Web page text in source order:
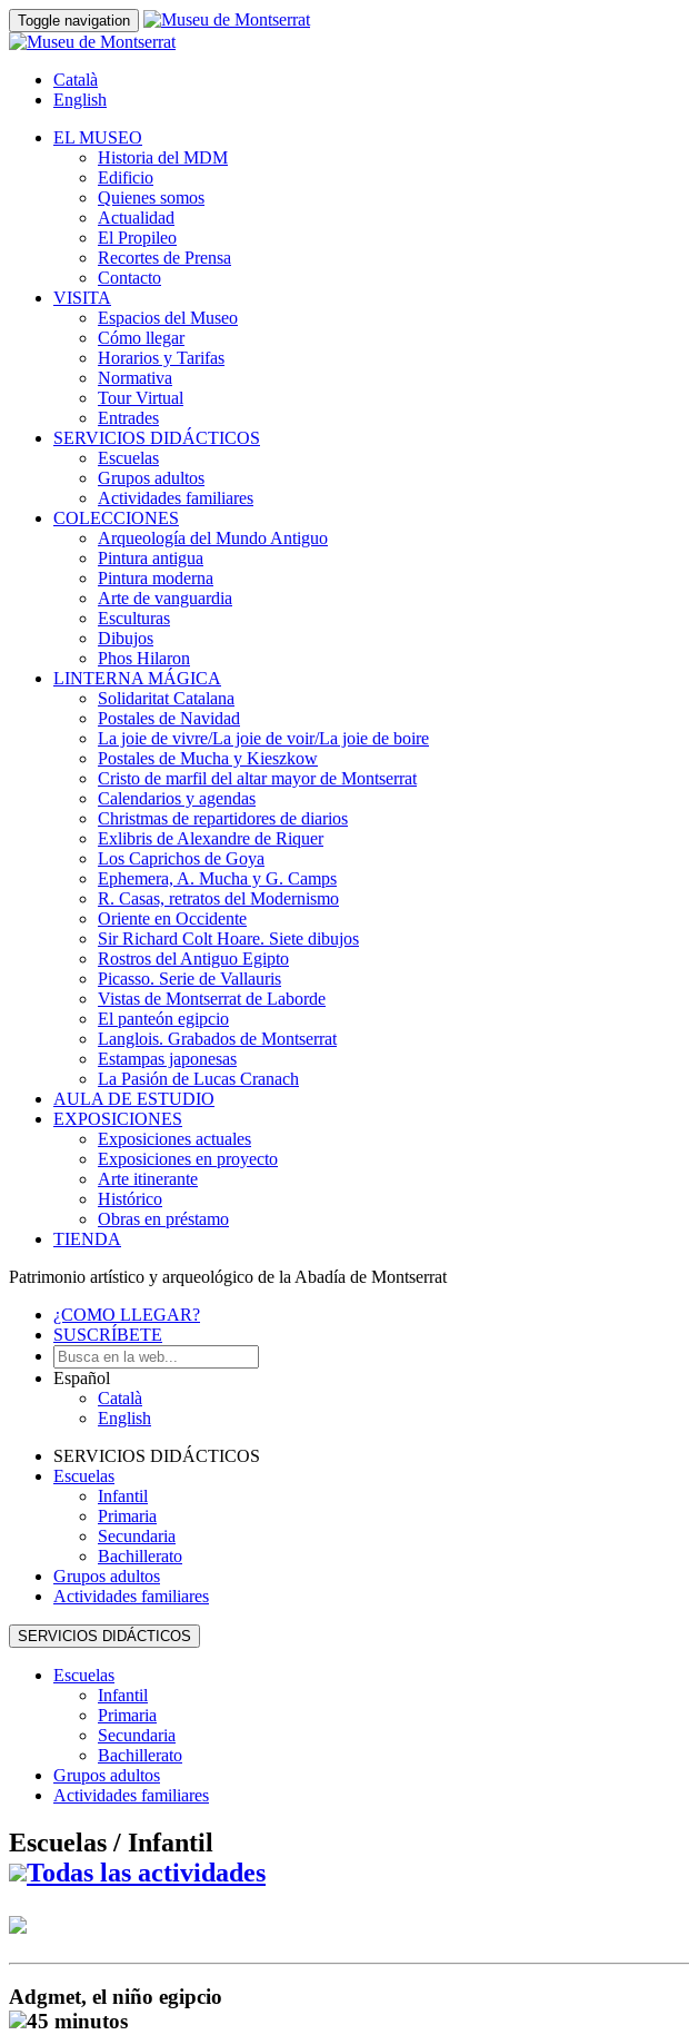
Toggle navigation
Català
English
EL MUSEO
Historia del MDM
Edificio
Quienes somos
Actualidad
El Propileo
Recortes de Prensa
Contacto
VISITA
Espacios del Museo
Cómo llegar
Horarios y Tarifas
Normativa
Tour Virtual
Entrades
SERVICIOS DIDÁCTICOS
Escuelas
Grupos adultos
Actividades familiares
COLECCIONES
Arqueología del Mundo Antiguo
Pintura antigua
Pintura moderna
Arte de vanguardia
Esculturas
Dibujos
Phos Hilaron
LINTERNA MÁGICA
Solidaritat Catalana
Postales de Navidad
La joie de vivre/La joie de voir/La joie de boire
Postales de Mucha y Kieszkow
Cristo de marfil del altar mayor de Montserrat
Calendarios y agendas
Christmas de repartidores de diarios
Exlibris de Alexandre de Riquer
Los Caprichos de Goya
Ephemera, A. Mucha y G. Camps
R. Casas, retratos del Modernismo
Oriente en Occidente
Sir Richard Colt Hoare. Siete dibujos
Rostros del Antiguo Egipto
Picasso. Serie de Vallauris
Vistas de Montserrat de Laborde
El panteón egipcio
Langlois. Grabados de Montserrat
Estampas japonesas
La Pasión de Lucas Cranach
AULA DE ESTUDIO
EXPOSICIONES
Exposiciones actuales
Exposiciones en proyecto
Arte itinerante
Histórico
Obras en préstamo
TIENDA
Patrimonio artístico y arqueológico de la Abadía de Montserrat
¿COMO LLEGAR?
SUSCRÍBETE
Español
Català
English
SERVICIOS DIDÁCTICOS
Escuelas
Infantil
Primaria
Secundaria
Bachillerato
Grupos adultos
Actividades familiares
SERVICIOS DIDÁCTICOS
Escuelas
Infantil
Primaria
Secundaria
Bachillerato
Grupos adultos
Actividades familiares
Escuelas / Infantil
Todas las actividades
Adgmet, el niño egipcio
45 minutos